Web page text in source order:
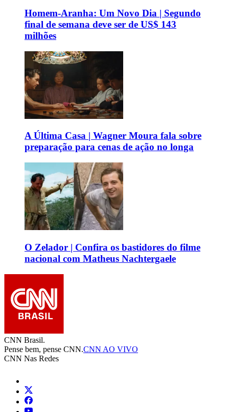
Homem-Aranha: Um Novo Dia | Segundo
final de semana deve ser de US$ 143
milhões
A Última Casa | Wagner Moura fala sobre
preparação para cenas de ação no longa
O Zelador | Confira os bastidores do filme
nacional com Matheus Nachtergaele
CNN Brasil.
Pense bem, pense CNN.CNN AO VIVO
CNN Nas Redes